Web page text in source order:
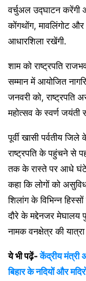
वर्चुअल उद्घाटन करेंगी
कोंगथोंग, मावलिंगोट
आधारशिला रखेंगी.
शाम को राष्ट्रपति
सम्मान में आयोजित
जनवरी को, राष्ट्रपति
महोत्सव के स्वर्ण जयंती
पूर्वी खासी पर्वतीय
राष्ट्रपति के पहुंचने से
तक के रास्ते पर आधे घंटे
कहा कि लोगों को
शिलांग के विभिन्न
दौरे के मद्देनजर मेघालय
नामक वनक्षेत्र की
ये भी पढ़ें-केंद्रीय मंत्री
बिहार के नदियों और